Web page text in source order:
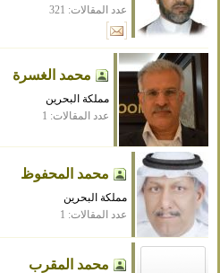
عدد المقالات: 321
محمد الغسرة
مملكة البحرين
عدد المقالات: 1
محمد المحفوظ
مملكة البحرين
عدد المقالات: 1
محمد المقرب